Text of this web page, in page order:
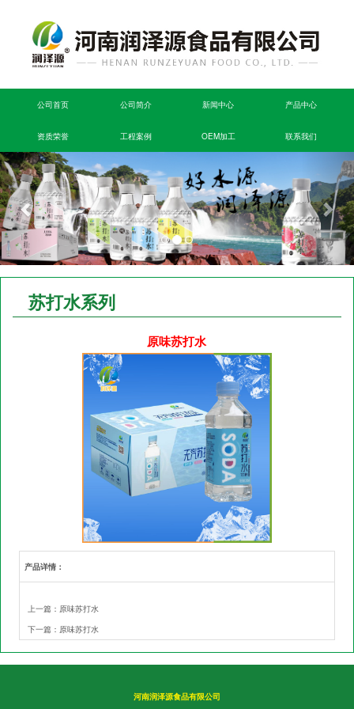
公司首页 公司简介 新闻中心 产品中心
资质荣誉 工程案例 OEM加工 联系我们
苏打水系列
原味苏打水
产品详情：
上一篇： 原味苏打水
下一篇： 原味苏打水
河南润泽源食品有限公司